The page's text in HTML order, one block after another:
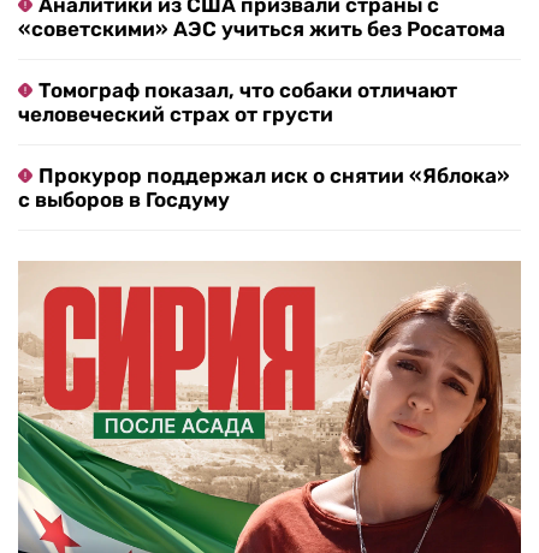
Аналитики из США призвали страны с
«советскими» АЭС учиться жить без Росатома
Томограф показал, что собаки отличают
человеческий страх от грусти
Прокурор поддержал иск о снятии «Яблока»
с выборов в Госдуму